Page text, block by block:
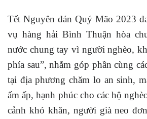
Tết Nguyên đán Quý Mão 2023
vụ hàng hải Bình Thuận hòa
nước chung tay vì người nghèo,
phía sau”, nhằm góp phần cùng
tại địa phương chăm lo an sinh,
ấm ấp, hạnh phúc cho các hộ
cảnh khó khăn, người già neo